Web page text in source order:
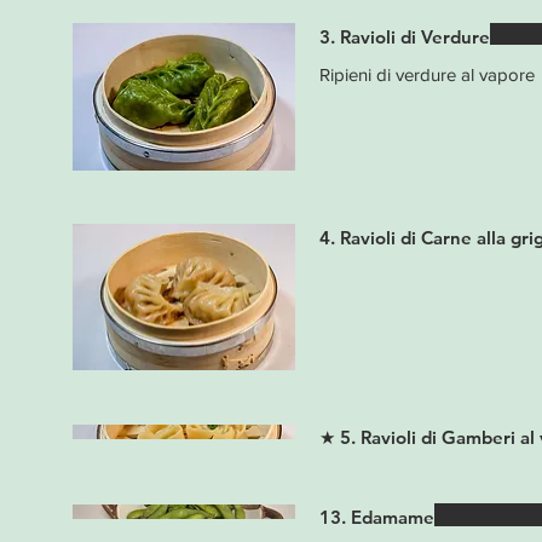
3. Ravioli di Verdure
Ripieni di verdure al vapore
4. Ravioli di Carne alla
★ 5. Ravioli di Gamberi al
13. Edamame